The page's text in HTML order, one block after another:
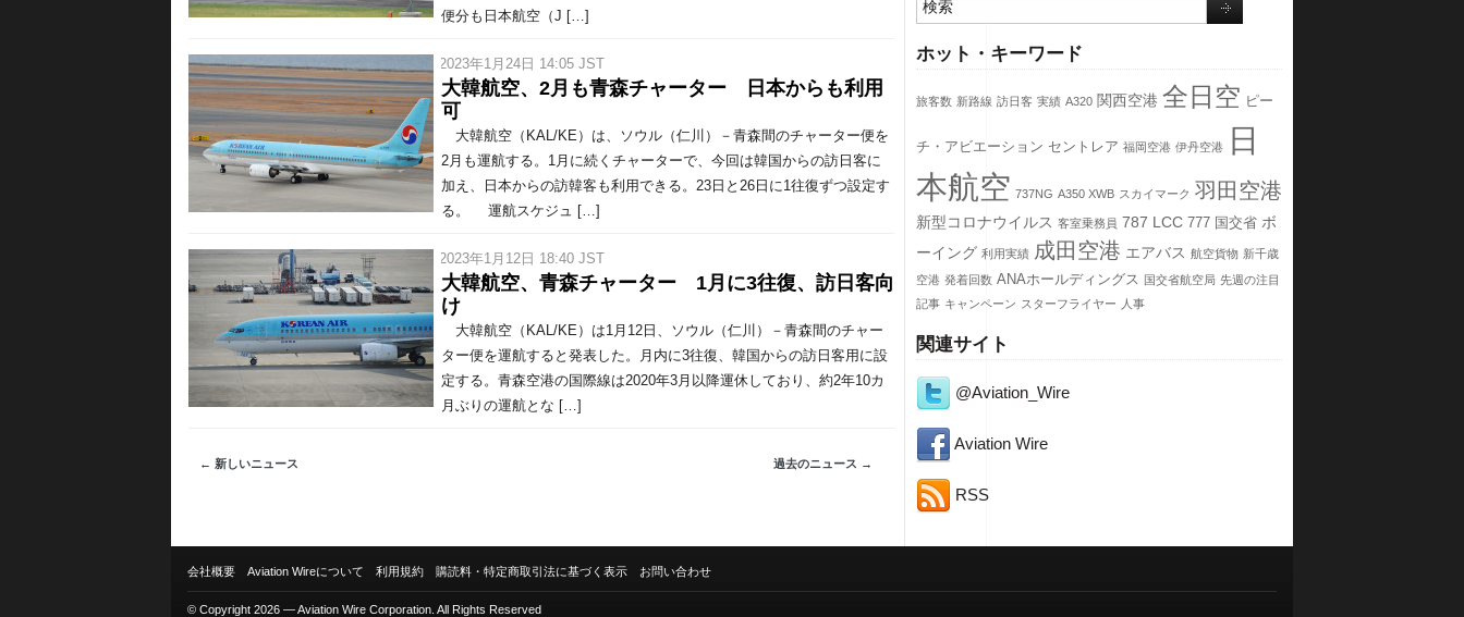
ホット・キーワード
旅客数 新路線 訪日客 実績 A320 関西空港 全日空 ピー
チ・アビエーション セントレア 福岡空港 伊丹空港
日
本航空 737NG A350 XWB スカイマーク 羽田空港
新型コロナウイルス 客室乗務員 787 LCC 777 国交省 ボ
ーイング 利用実績 成田空港 エアバス 航空貨物 新千歳
空港 発着回数 ANAホールディングス 国交省航空局 先週の注目
記事 キャンペーン スターフライヤー 人事
関連サイト
@Aviation_Wire
Aviation Wire
RSS
便分も日本航空（J […]
/ 2023年1月24日 14:05 JST
大韓航空、2月も青森チャーター 日本からも利用
可
大韓航空（KAL/KE）は、ソウル（仁川）－青森間のチャーター便を
2月も運航する。1月に続くチャーターで、今回は韓国からの訪日客に
加え、日本からの訪韓客も利用できる。23日と26日に1往復ずつ設定す
る。 運航スケジュ […]
/ 2023年1月12日 18:40 JST
大韓航空、青森チャーター 1月に3往復、訪日客向
け
大韓航空（KAL/KE）は1月12日、ソウル（仁川）－青森間のチャー
ター便を運航すると発表した。月内に3往復、韓国からの訪日客用に設
定する。青森空港の国際線は2020年3月以降運休しており、約2年10カ
月ぶりの運航とな […]
← 新しいニュース 過去のニュース →
会社概要 Aviation Wireについて 利用規約 購読料・特定商取引法に基づく表示 お問い合わせ
© Copyright 2026 — Aviation Wire Corporation. All Rights Reserved